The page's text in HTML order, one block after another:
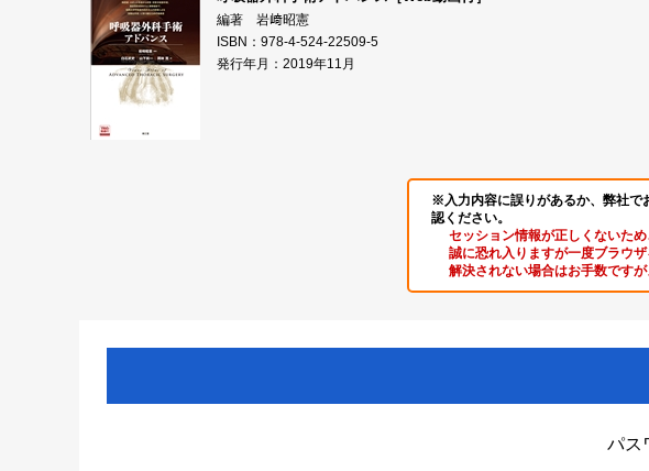
編著 岩﨑昭憲
ISBN：978-4-524-22509-5
発行年月：2019年11月
※入力内容に誤りがあるか、弊社で
認ください。
セッション情報が正しくないた
誠に恐れ入りますが一度ブラウ
解決されない場合はお手数です
パス